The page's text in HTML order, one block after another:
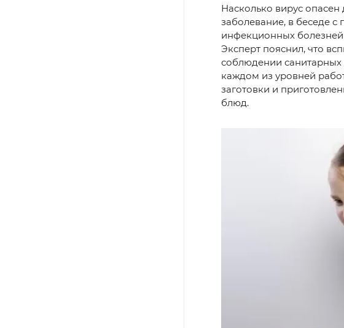
Насколько вирус опасен
заболевание, в беседе с
инфекционных
Эксперт пояснил, что
соблюдении
каждом из уровней
заготовки и
блюд.